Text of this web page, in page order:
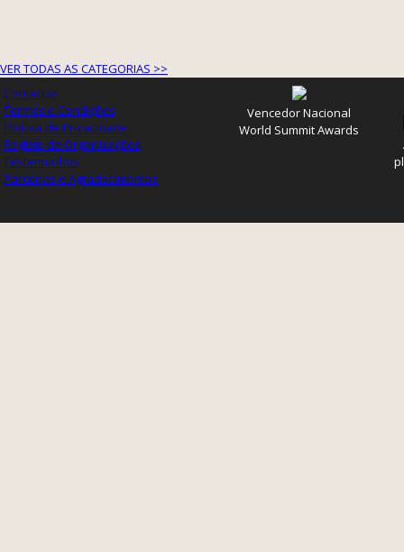
VER TODAS AS CATEGORIAS >>
Contactos
Termos e Condições
Política de Privacidade
Registo de Organizações
Testemunhos
Parcerias e Agradecimentos
Vencedor Nacional
World Summit Awards